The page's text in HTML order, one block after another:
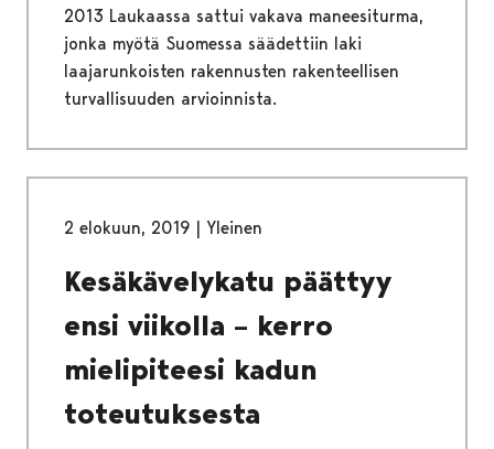
2013 Laukaassa sattui vakava maneesiturma,
jonka myötä Suomessa säädettiin laki
laajarunkoisten rakennusten rakenteellisen
turvallisuuden arvioinnista.
2 elokuun, 2019 | Yleinen
Kesäkävelykatu päättyy
ensi viikolla – kerro
mielipiteesi kadun
toteutuksesta